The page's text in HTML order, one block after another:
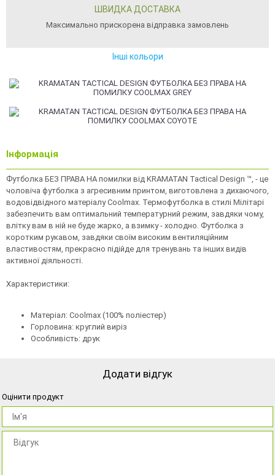
ШВИДКА ДОСТАВКА
Максимально прискорена відправка замовлень
Інші кольори
Інформація
Футболка БЕЗ ПРАВА НА помилки від KRAMATAN Tactical Design ™, - це
чоловіча футболка з агресивним принтом, виготовлена з дихаючого,
водовідвідного матеріалу Coolmax. Термофутболка в стилі Мілітарі
забезпечить вам оптимальний температурний режим, завдяки чому,
влітку вам в ній не буде жарко, а взимку - холодно. Футболка з
коротким рукавом, завдяки своїм високим вентиляційним
властивостям, прекрасно підійде для тренувань та інших видів
активної діяльності.
Характеристики:
Матеріал: Coolmax (100% поліестер)
Горловина: круглий виріз
Особливість: друк
Додати відгук
Оцінити продукт